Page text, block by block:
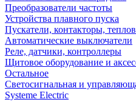
Преобразователи частоты
Устройства плавного пуска
Пускатели, контакторы,
Автоматические выключатели
Реле, датчики, контроллеры
Щитовое оборудование и
Остальное
Светосигнальная и
Systeme Electric